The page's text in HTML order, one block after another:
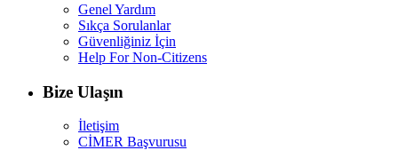
Genel Yardım
Sıkça Sorulanlar
Güvenliğiniz İçin
Help For Non-Citizens
Bize Ulaşın
İletişim
CİMER Başvurusu